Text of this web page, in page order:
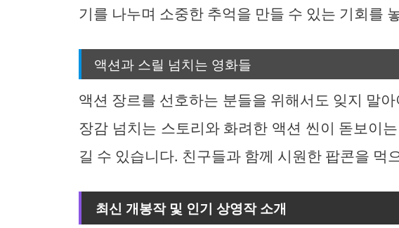
기를 나누며 소중한 추억을 만들 수 있는 기회를
액션과 스릴 넘치는 영화들
액션 장르를 선호하는 분들을 위해서도 잊지 말
장감 넘치는 스토리와 화려한 액션 씬이 돋보이
길 수 있습니다. 친구들과 함께 시원한 팝콘을 먹
최신 개봉작 및 인기 상영작 소개